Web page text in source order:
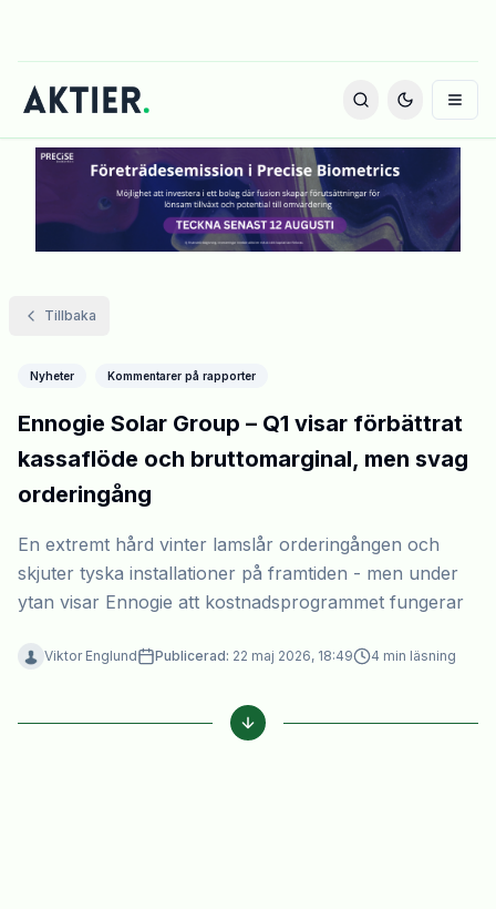
Tillbaka
Nyheter Kommentarer på rapporter
Ennogie Solar Group – Q1 visar förbättrat
kassaflöde och bruttomarginal, men svag
orderingång
En extremt hård vinter lamslår orderingången och
skjuter tyska installationer på framtiden - men under
ytan visar Ennogie att kostnadsprogrammet fungerar
Viktor Englund Publicerad: 22 maj 2026, 18:49 4 min läsning